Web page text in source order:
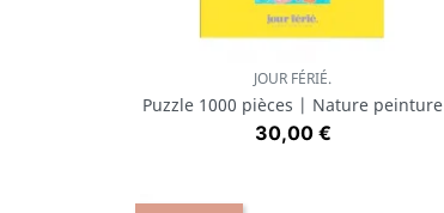
Aperçu rapide
JOUR FÉRIÉ.
Puzzle 1000 pièces | Nature peinture
Prix
30,00 €